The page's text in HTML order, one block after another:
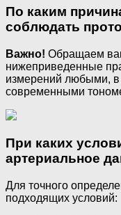
По каким
соблюдать
Важно! Обращаем
нижеприведенные
измерений любыми,
современными
При каких
артериальное
Для точного
подходящих условий: